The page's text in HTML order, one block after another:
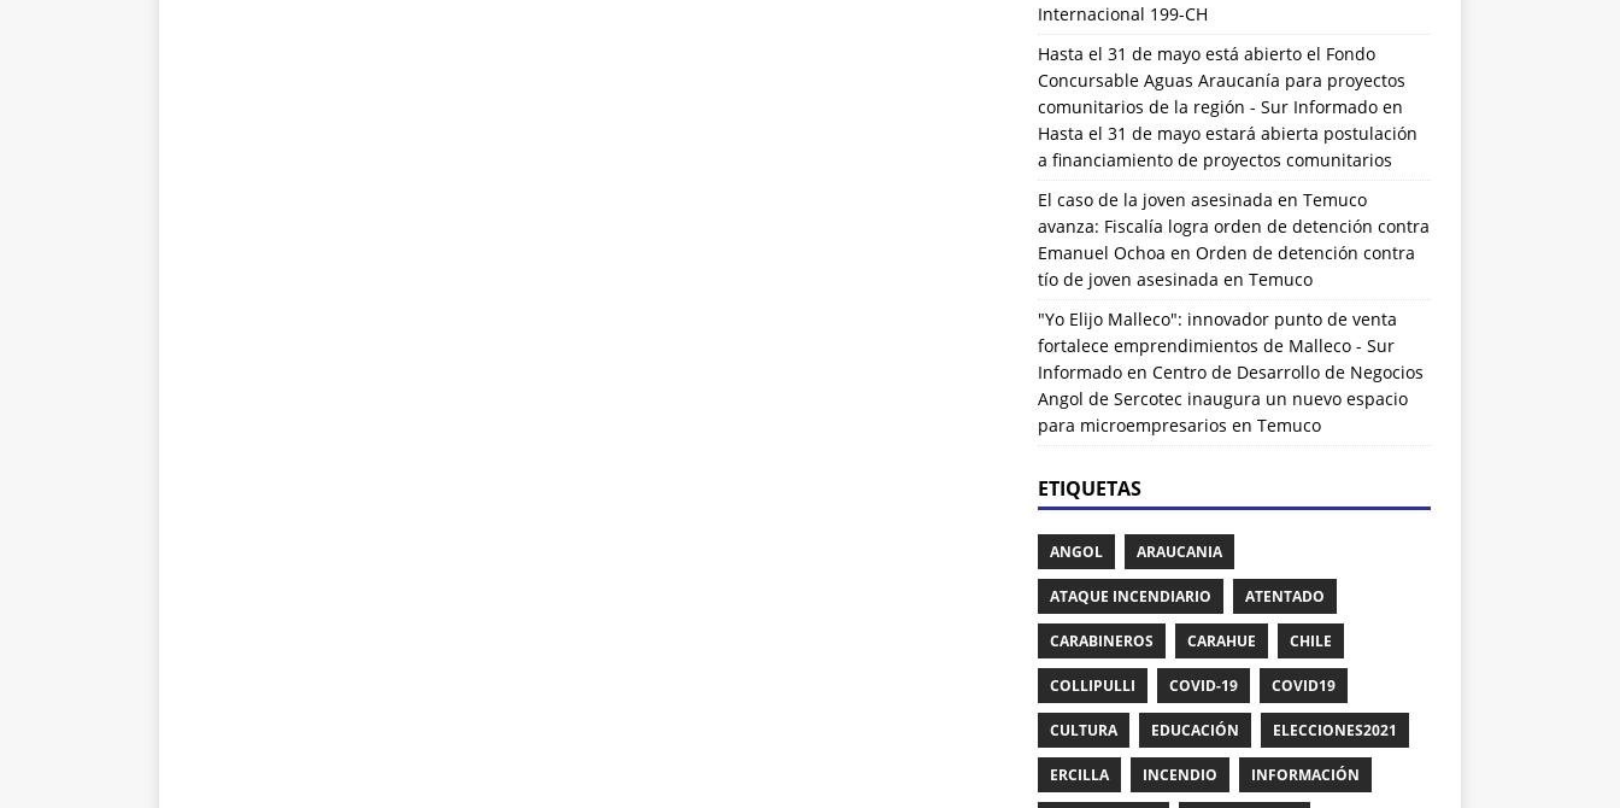
Internacional 199-CH
Hasta el 31 de mayo está abierto el Fondo
Concursable Aguas Araucanía para proyectos
comunitarios de la región - Sur Informadoen
Hasta el 31 de mayo estará abierta postulación
a financiamiento de proyectos comunitarios
El caso de la joven asesinada en Temuco
avanza: Fiscalía logra orden de detención contra
Emanuel Ochoa en Orden de detención contra
tío de joven asesinada en Temuco
"Yo Elijo Malleco": innovador punto de venta
fortalece emprendimientos de Malleco - Sur
Informadoen Centro de Desarrollo de Negocios
Angol de Sercotec inaugura un nuevo espacio
para microempresarios en Temuco
ETIQUETAS
ANGOL ARAUCANIA
ATAQUE INCENDIARIO ATENTADO
CARABINEROS CARAHUE CHILE
COLLIPULLI COVID-19 COVID19
CULTURA EDUCACIÓN ELECCIONES2021
ERCILLA INCENDIO INFORMACIÓN